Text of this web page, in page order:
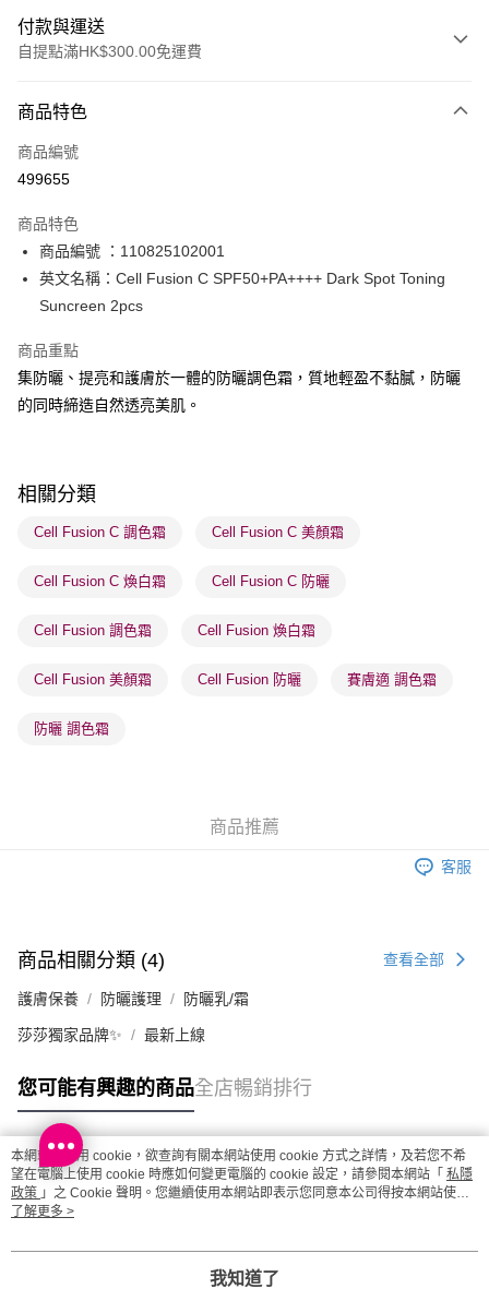
付款與運送
自提點滿HK$300.00免運費
信用卡
Apple Pay
PayMe
WeChat Pay
送貨方式
順豐自助櫃 - 確認發貨後1-3個工作天送達
順豐站及營業點 - 確認發貨後1-3個工作天送達
物流公司進行物流配送
取。逾期會取消訂單，並不會安排重寄
商品特色
商品編號
499655
商品特色
商品編號 ：110825102001
英文名稱：Cell Fusion C SPF50+PA++++ Dark Spot Toning
Suncreen 2pcs
商品重點
集防曬、提亮和護膚於一體的防曬調色霜，質地輕盈不黏膩，防曬
的同時締造自然透亮美肌。
相關分類
Cell Fusion C 調色霜 Cell Fusion C 美顏霜
Cell Fusion C 煥白霜 Cell Fusion C 防曬
Cell Fusion 調色霜 Cell Fusion 煥白霜
Cell Fusion 美顏霜 Cell Fusion 防曬 賽膚適 調色霜
防曬 調色霜
商品推薦
客服
商品相關分類 (4) 查看全部
護膚保養 防曬護理 防曬乳/霜
莎莎獨家品牌✨ 最新上線
您可能有興趣的商品全店暢銷排行
熱門標籤
熱銷排行
本網站中使用 cookie，欲查詢有關本網站使用 cookie 方式之詳情，及若您不希
望在電腦上使用 cookie 時應如何變更電腦的 cookie 設定，請參閱本網站「 私隱
政策 」之 Cookie 聲明。您繼續使用本網站即表示您同意本公司得按本網站使用
條款之 Cookie 聲明使用 cookie。
了解更多 >
我知道了